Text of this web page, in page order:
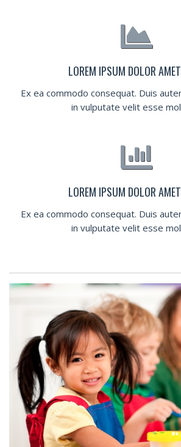
LOREM IPSUM DOLOR
Ex ea commodo consequat. Duis
in vulputate velit esse
LOREM IPSUM DOLOR
Ex ea commodo consequat. Duis
in vulputate velit esse